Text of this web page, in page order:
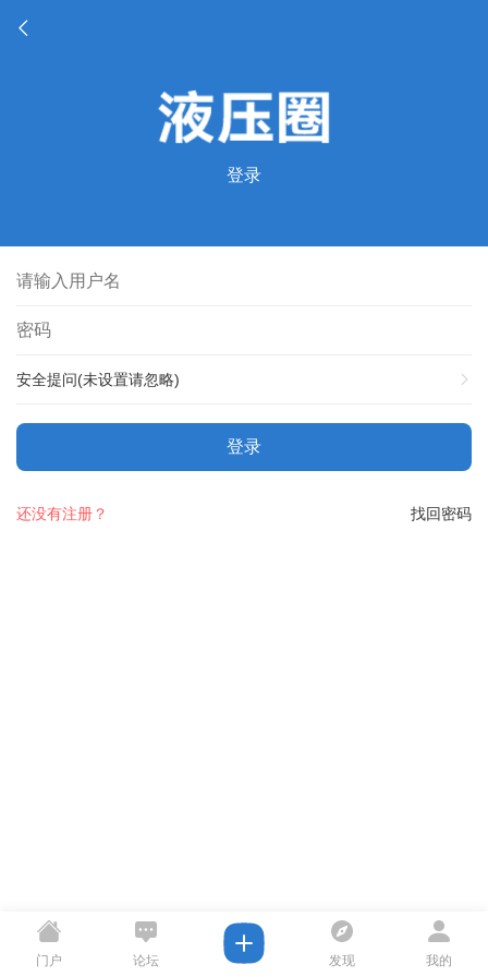
登录
安全提问(未设置请忽略)
登录
找回密码
还没有注册？
门户 论坛 发现 我的